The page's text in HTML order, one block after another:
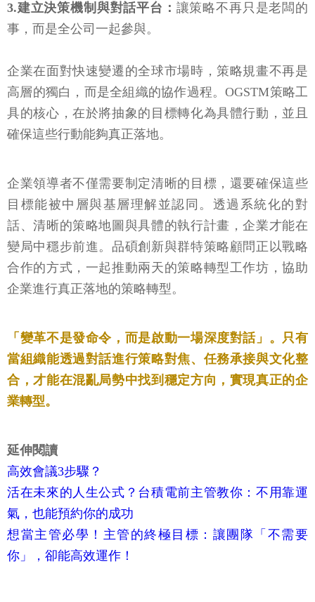
3.建立決策機制與對話平台： 讓策略不再只是老闆的
事，而是全公司一起參與。
企業在面對快速變遷的全球市場時，策略規畫不再是
高層的獨白，而是全組織的協作過程。OGSTM策略工
具的核心，在於將抽象的目標轉化為具體行動，並且
確保這些行動能夠真正落地。
企業領導者不僅需要制定清晰的目標，還要確保這些
目標能被中層與基層理解並認同。透過系統化的對
話、清晰的策略地圖與具體的執行計畫，企業才能在
變局中穩步前進。品碩創新與群特策略顧問正以戰略
合作的方式，一起推動兩天的策略轉型工作坊，協助
企業進行真正落地的策略轉型。
「變革不是發命令，而是啟動一場深度對話」。只有
當組織能透過對話進行策略對焦、任務承接與文化整
合，才能在混亂局勢中找到穩定方向，實現真正的企
業轉型。
延伸閱讀
高效會議3步驟？
活在未來的人生公式？台積電前主管教你：不用靠運
氣，也能預約你的成功
想當主管必學！主管的終極目標：讓團隊「不需要
你」，卻能高效運作！